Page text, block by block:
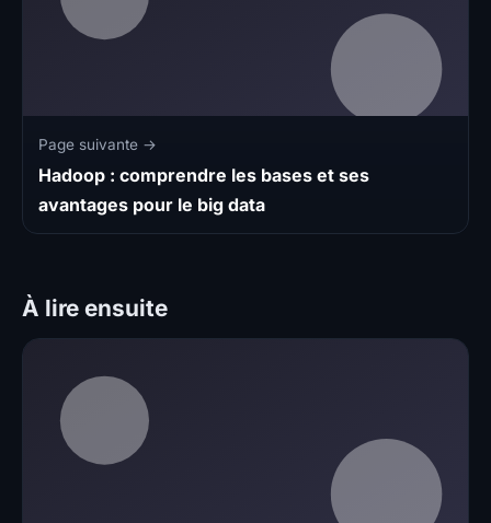
Page suivante →
Hadoop : comprendre les bases et ses
avantages pour le big data
À lire ensuite